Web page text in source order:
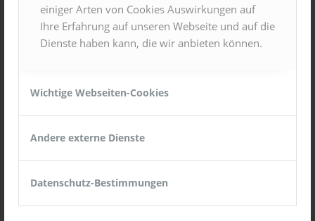
einiger Arten von Cookies Auswirkungen auf
Ihre Erfahrung auf unseren Webseite und auf die
Dienste haben kann, die wir anbieten können.
Wichtige Webseiten-Cookies
Andere externe Dienste
Datenschutz-Bestimmungen